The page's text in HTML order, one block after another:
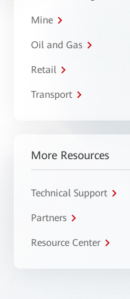
Mine
Oil and Gas
Retail
Transport
More Resources
Technical Support
Partners
Resource Center